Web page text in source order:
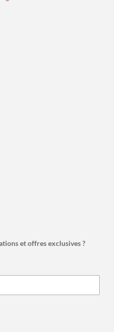
et offres exclusives ?